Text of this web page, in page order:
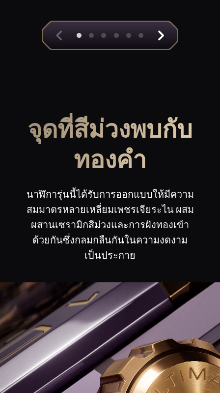
จุดที่สีม่วงพบกับ
ทองคํา
นาฬิการุ่นนี้ได้รับการออกแบบให้มีความ
สมมาตรหลายเหลี่ยมเพชรเจียระไน ผสม
ผสานเซรามิกสีม่วงและการฝังทองเข้า
ด้วยกันซึ่งกลมกลืนกันในความงดงาม
เป็นประกาย